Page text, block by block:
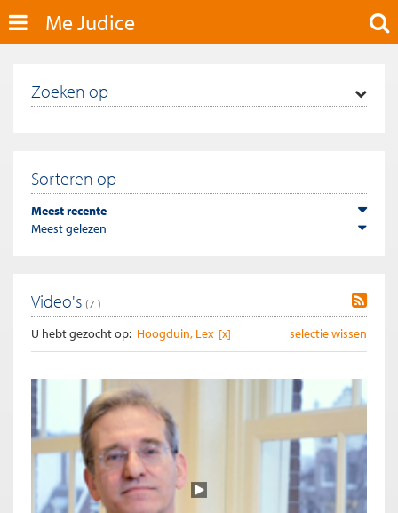
Me Judice
Zoeken op
Sorteren op
Meest recente
Meest gelezen
Video's (7 )
U hebt gezocht op: selectie wissen
Hoogduin, Lex [x]